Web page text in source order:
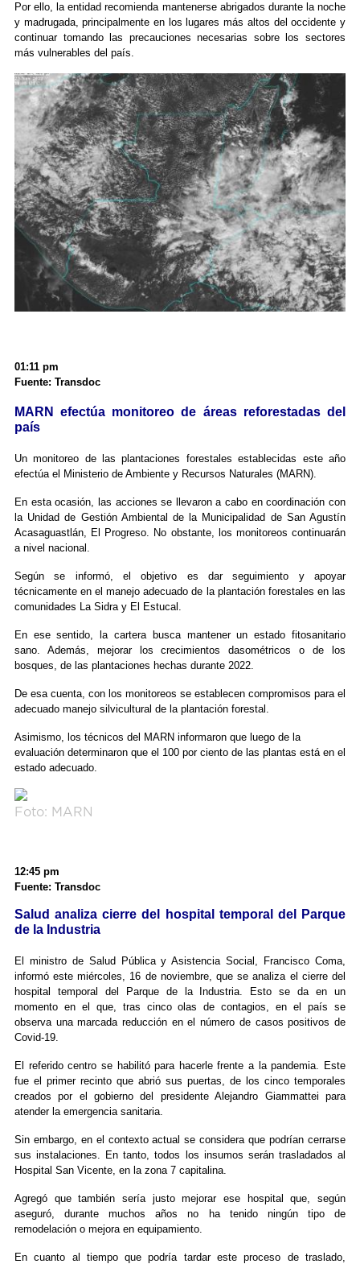
Por ello, la entidad recomienda mantenerse abrigados durante la noche
y madrugada, principalmente en los lugares más altos del occidente y
continuar tomando las precauciones necesarias sobre los sectores
más vulnerables del país.
01:11 pm
Fuente: Transdoc
MARN efectúa monitoreo de áreas reforestadas del
país
Un monitoreo de las plantaciones forestales establecidas este año
efectúa el Ministerio de Ambiente y Recursos Naturales (MARN).
En esta ocasión, las acciones se llevaron a cabo en coordinación con
la Unidad de Gestión Ambiental de la Municipalidad de San Agustín
Acasaguastlán, El Progreso. No obstante, los monitoreos continuarán
a nivel nacional.
Según se informó, el objetivo es dar seguimiento y apoyar
técnicamente en el manejo adecuado de la plantación forestales en las
comunidades La Sidra y El Estucal.
En ese sentido, la cartera busca mantener un estado fitosanitario
sano. Además, mejorar los crecimientos dasométricos o de los
bosques, de las plantaciones hechas durante 2022.
De esa cuenta, con los monitoreos se establecen compromisos para el
adecuado manejo silvicultural de la plantación forestal.
Asimismo, los técnicos del MARN informaron que luego de la
evaluación determinaron que el 100 por ciento de las plantas está en el
estado adecuado.
Foto: MARN
12:45 pm
Fuente: Transdoc
Salud analiza cierre del hospital temporal del Parque
de la Industria
El ministro de Salud Pública y Asistencia Social, Francisco Coma,
informó este miércoles, 16 de noviembre, que se analiza el cierre del
hospital temporal del Parque de la Industria. Esto se da en un
momento en el que, tras cinco olas de contagios, en el país se
observa una marcada reducción en el número de casos positivos de
Covid-19.
El referido centro se habilitó para hacerle frente a la pandemia. Este
fue el primer recinto que abrió sus puertas, de los cinco temporales
creados por el gobierno del presidente Alejandro Giammattei para
atender la emergencia sanitaria.
Sin embargo, en el contexto actual se considera que podrían cerrarse
sus instalaciones. En tanto, todos los insumos serán trasladados al
Hospital San Vicente, en la zona 7 capitalina.
Agregó que también sería justo mejorar ese hospital que, según
aseguró, durante muchos años no ha tenido ningún tipo de
remodelación o mejora en equipamiento.
En cuanto al tiempo que podría tardar este proceso de traslado,